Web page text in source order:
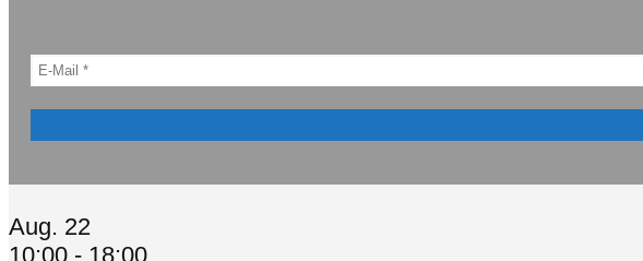
Aug. 22
10:00 - 18:00